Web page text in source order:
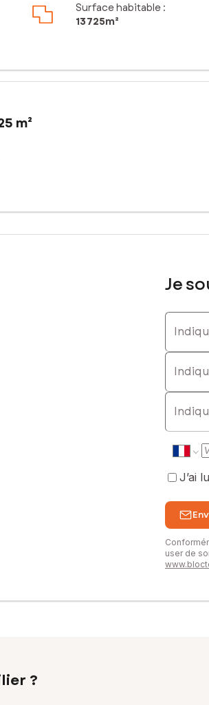
Surface habitable :
13 725m²
m²
ce magnifique terrain constructible de
parcelle offre un cadre de vie calme et
tranquillité et d’un fort potentiel
sont disponibles sur le site Géorisques :
E-mail : sylvain.brue@safti.fr - EI -
Je
E-mail
J’ai
user de
?